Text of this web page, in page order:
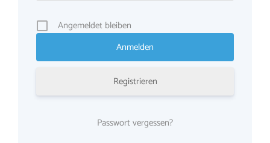
Angemeldet bleiben
Registrieren
Passwort vergessen?